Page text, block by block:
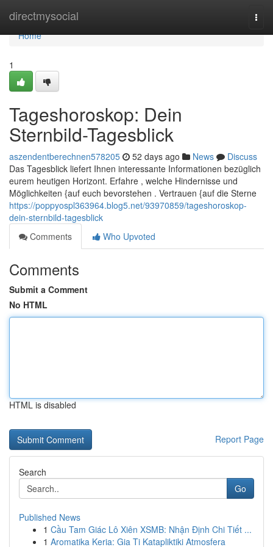
directmysocial
Home
Home
1
Tageshoroskop: Dein
Sternbild-Tagesblick
aszendentberechnen578205 52 days ago News
Discuss
Das Tagesblick liefert Ihnen interessante Informationen bezüglich
eurem heutigen Horizont. Erfahre , welche Hindernisse und
Möglichkeiten {auf euch bevorstehen . Vertrauen {auf die Sterne
https://poppyospl363964.blog5.net/93970859/tageshoroskop-
dein-sternbild-tagesblick
Comments
Who Upvoted
Comments
Submit a Comment
No HTML
HTML is disabled
Report Page
Search
Go
Published News
1 Cầu Tam Giác Lô Xiên XSMB: Nhận Định Chi Tiết ...
1 Aromatika Keria: Gia Ti Katapliktiki Atmosfera